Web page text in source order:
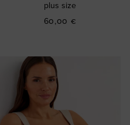
plus size
60,00 €